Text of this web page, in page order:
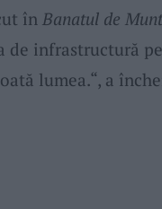
în Banatul de
de infrastructură
lumea.“, a